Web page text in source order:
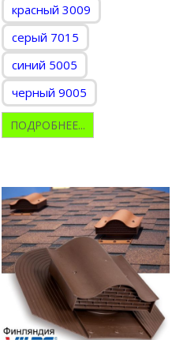
красный 3009
серый 7015
синий 5005
черный 9005
ПОДРОБНЕЕ...